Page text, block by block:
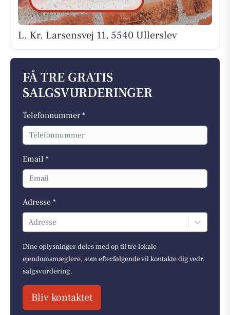
L. Kr. Larsensvej 11, 5540 Ullerslev
FÅ TRE GRATIS
SALGSVURDERINGER
Telefonnummer *
Email *
Adresse *
Adresse
Dine oplysninger deles med op til tre lokale
ejendomsmæglere, som efterfølgende vil kontakte dig vedr.
salgsvurdering.
Bliv kontaktet